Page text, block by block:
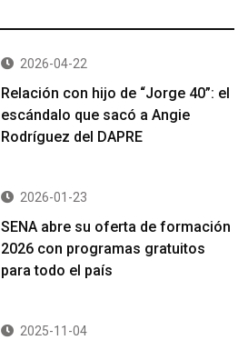
2026-04-22
Relación con hijo de “Jorge 40”: el
escándalo que sacó a Angie
Rodríguez del DAPRE
2026-01-23
SENA abre su oferta de formación
2026 con programas gratuitos
para todo el país
2025-11-04